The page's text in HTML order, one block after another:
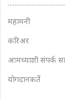
महामनी
करिअर
आमच्याशी संपर्क
योगदानकर्ते